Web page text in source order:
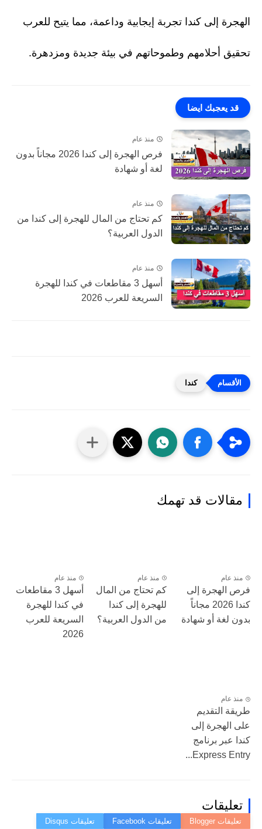
الهجرة إلى كندا تجربة إيجابية وداعمة، مما يتيح للعرب
تحقيق أحلامهم وطموحاتهم في بيئة جديدة ومزدهرة.
قد يعجبك ايضا
منذ عام
فرص الهجرة إلى كندا 2026 مجاناً بدون
لغة أو شهادة
منذ عام
كم تحتاج من المال للهجرة إلى كندا من
الدول العربية؟
منذ عام
أسهل 3 مقاطعات في كندا للهجرة
السريعة للعرب 2026
كندا
مقالات قد تهمك
منذ عام
فرص الهجرة إلى
كندا 2026 مجاناً
بدون لغة أو شهادة
منذ عام
كم تحتاج من المال
للهجرة إلى كندا
من الدول العربية؟
منذ عام
أسهل 3 مقاطعات
في كندا للهجرة
السريعة للعرب
2026
منذ عام
طريقة التقديم
على الهجرة إلى
كندا عبر برنامج
Express Entry...
تعليقات